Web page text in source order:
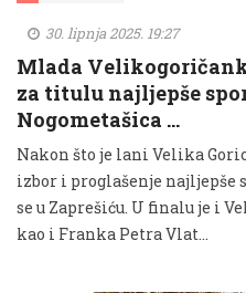
30. lipnja 2025. 19:27
Mlada
za titulu najljepše
Nogometašica …
Nakon što je lani Velika
izbor i proglašenje najljepše
se u Zaprešiću. U finalu je i
kao i Franka Petra Vlat...